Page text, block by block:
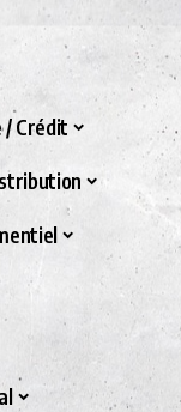
/ Crédit